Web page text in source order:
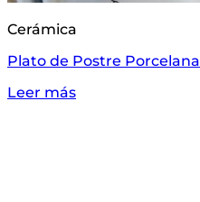
Cerámica
Plato de Postre Porcelana
Leer más